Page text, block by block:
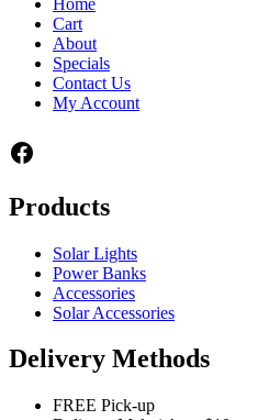
Cart
About
Specials
Contact Us
My Account
Facebook
Products
Solar Lights
Power Banks
Accessories
Solar Accessories
Delivery Methods
FREE Pick-up